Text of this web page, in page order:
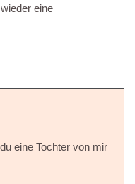
eine
eine Tochter von mir